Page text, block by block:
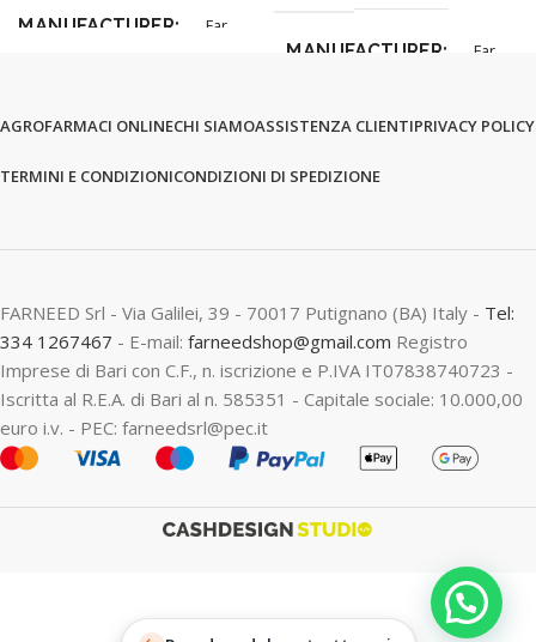
MANUFACTURER Far
MANUFACTURER Far
AGROFARMACI ONLINECHI SIAMOASSISTENZA CLIENTIPRIVACY POLICY
TERMINI E CONDIZIONICONDIZIONI DI SPEDIZIONE
FARNEED Srl - Via Galilei, 39 - 70017 Putignano (BA) Italy - Tel:
334 1267467 - E-mail: farneedshop@gmail.com Registro
Imprese di Bari con C.F., n. iscrizione e P.IVA IT07838740723 -
Iscritta al R.E.A. di Bari al n. 585351 - Capitale sociale: 10.000,00
euro i.v. - PEC: farneedsrl@pec.it